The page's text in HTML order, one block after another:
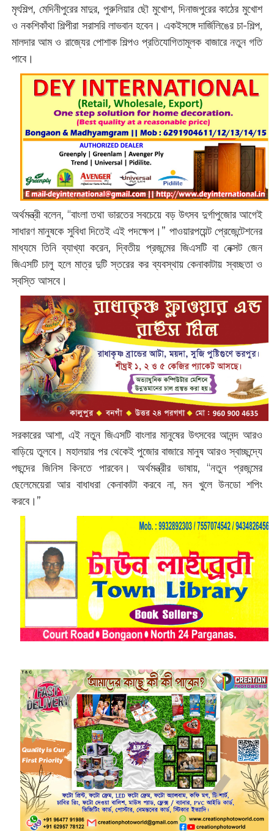
মৃৎশিল্প, মেদিনীপুরের মাদুর, পুরুলিয়ার ছৌ মুখোশ, দিনাজপুরের কাঠের মুখোশ
ও নকশিকাঁথা শিল্পীরা সরাসরি লাভবান হবেন। একইসঙ্গে দার্জিলিঙের চা-শিল্প,
মালদার আম ও রাজ্যের পোশাক শিল্পও প্রতিযোগিতামূলক বাজারে নতুন গতি
পাবে।
অর্থমন্ত্রী বলেন, “বাংলা তথা ভারতের সবচেয়ে বড় উৎসব দুর্গাপুজোর আগেই
সাধারণ মানুষকে সুবিধা দিতেই এই পদক্ষেপ।” পাওয়ারপয়েন্ট প্রেজেন্টেশনের
মাধ্যমে তিনি ব্যাখ্যা করেন, দ্বিতীয় প্রজন্মের জিএসটি বা নেক্সট জেন
জিএসটি চালু হলে মাত্র দুটি স্তরের কর ব্যবস্থায় কেনাকাটায় স্বচ্ছতা ও
স্বস্তি আসবে।
সরকারের আশা, এই নতুন জিএসটি বাংলার মানুষের উৎসবের আনন্দ আরও
বাড়িয়ে তুলবে। মহালয়ার পর থেকেই পুজোর বাজারে মানুষ আরও স্বাচ্ছন্দ্যে
পছন্দের জিনিস কিনতে পারবেন। অর্থমন্ত্রীর ভাষায়, “নতুন প্রজন্মের
ছেলেমেয়েরা আর বাধাধরা কেনাকাটা করবে না, মন খুলে উনডো শপিং
করবে।”‌